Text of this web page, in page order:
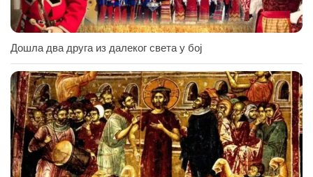
Дошла два друга из далеког света у бој